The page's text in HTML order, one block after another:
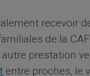
recevoir
de la
prestation
entre proches, le